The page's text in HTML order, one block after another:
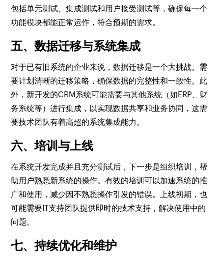
包括单元测试、集成测试和用户接受测试等，确保每一个
功能模块都能正常运作，符合预期的需求。
五、数据迁移与系统集成
对于已有旧系统的企业来说，数据迁移是一个大挑战。需
要计划清晰的迁移策略，确保数据的完整性和一致性。此
外，新开发的CRM系统可能需要与其他系统（如ERP、财
务系统等）进行集成，以实现数据共享和业务协同，这需
要技术团队有着高超的系统集成能力。
六、培训与上线
在系统开发完成并且充分测试后，下一步是组织培训，帮
助用户熟悉新系统的操作。有效的培训可以加速系统的推
广和使用，减少因不熟悉操作引发的错误。上线初期，也
可能需要IT支持团队提供即时的技术支持，解决使用中的
问题。
七、持续优化和维护